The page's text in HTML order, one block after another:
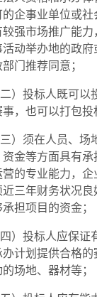
企事业单位或社
较强市场推广能力
活动举办地的政府
门推荐同意；
二）投标人既可以
，也可以打包投
三）须在人员、场
资金等方面具有承
营的专业能力，企
三年财务状况良
担项目的资金；
四）投标人应保证
办计划提供合格的
场地、器材等；